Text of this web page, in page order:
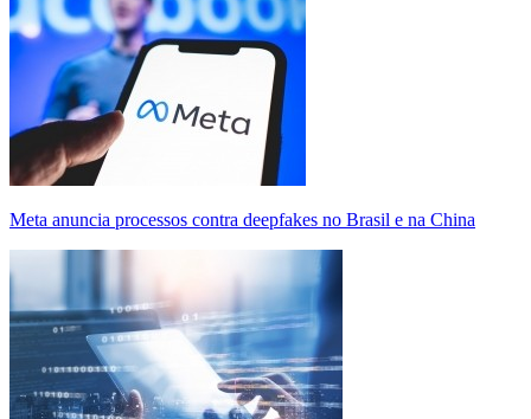
Meta anuncia processos contra deepfakes no Brasil e na China